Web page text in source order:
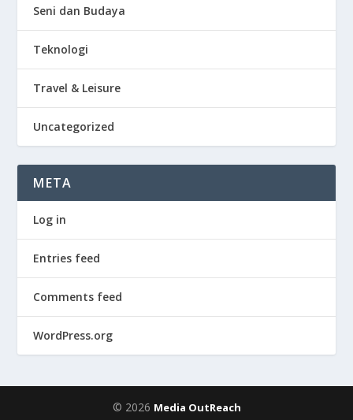
Seni dan Budaya
Teknologi
Travel & Leisure
Uncategorized
META
Log in
Entries feed
Comments feed
WordPress.org
© 2026 Media OutReach